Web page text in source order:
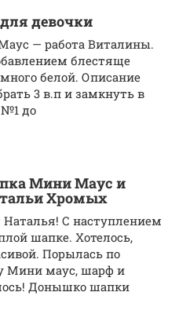
девочки
— работа Виталины.
блестяще
белой. Описание
3 в.п и замкнуть в
№1 до
Мини Маус и
Хромых
Наталья! С наступлением
шапке. Хотелось,
Порылась по
Мини маус, шарф и
Донышко шапки